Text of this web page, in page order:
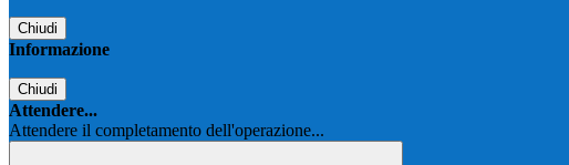
Chiudi
Informazione
Chiudi
Attendere...
Attendere il completamento dell'operazione...